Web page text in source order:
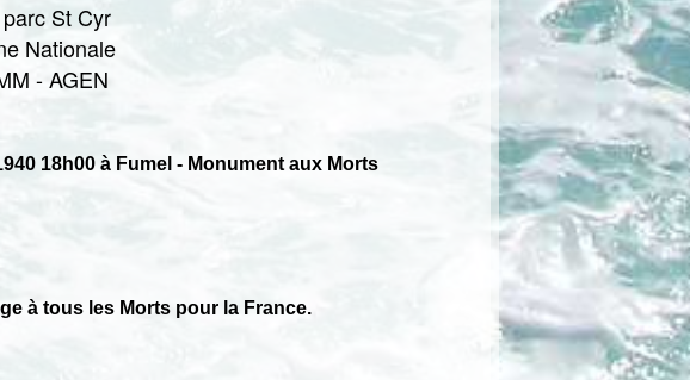
St Cyr
Nationale
- AGEN
18h00 à Fumel - Monument aux Morts
à tous les Morts pour la France.